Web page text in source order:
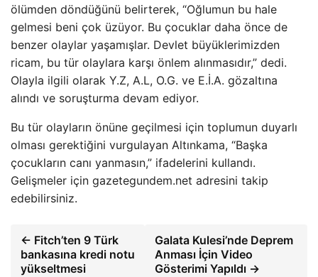
ölümden döndüğünü belirterek, “Oğlumun bu hale
gelmesi beni çok üzüyor. Bu çocuklar daha önce de
benzer olaylar yaşamışlar. Devlet büyüklerimizden
ricam, bu tür olaylara karşı önlem alınmasıdır,” dedi.
Olayla ilgili olarak Y.Z, A.L, O.G. ve E.İ.A. gözaltına
alındı ve soruşturma devam ediyor.
Bu tür olayların önüne geçilmesi için toplumun duyarlı
olması gerektiğini vurgulayan Altınkama, “Başka
çocukların canı yanmasın,” ifadelerini kullandı.
Gelişmeler için gazetegundem.net adresini takip
edebilirsiniz.
← Fitch’ten 9 Türk
bankasına kredi notu
yükseltmesi
Galata Kulesi’nde Deprem
Anması İçin Video
Gösterimi Yapıldı →